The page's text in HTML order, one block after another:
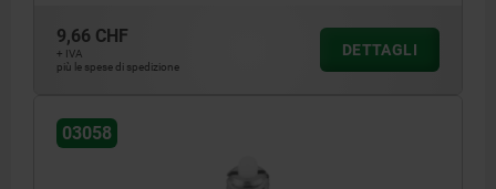
9,66 CHF
+ IVA
più le spese di spedizione
DETTAGLI
03058